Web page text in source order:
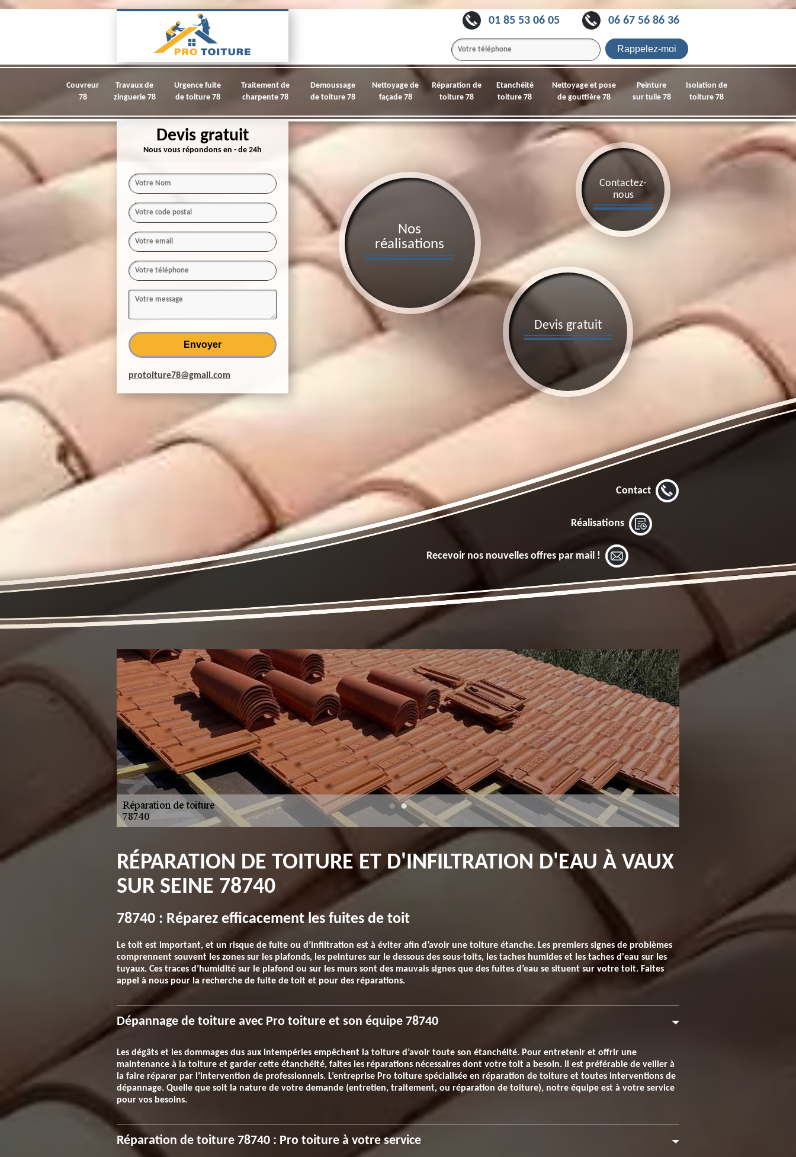
01 85 53 06 05 06 67 56 86 36
Couvreur
78
Travaux de
zinguerie 78
Urgence fuite
de toiture 78
Traitement de
charpente 78
Demoussage
de toiture 78
Nettoyage de
façade 78
Réparation de
toiture 78
Etanchéité
toiture 78
Nettoyage et pose
de gouttière 78
Peinture
sur tuile 78
Isolation de
toiture 78
Devis gratuit
Nous vous répondons en - de 24h
protoiture78@gmail.com
Devis gratuit
Contactez-
nous
Nos
réalisations
Contact
Réalisations
Recevoir nos nouvelles offres par mail !
RÉPARATION DE TOITURE ET D'INFILTRATION D'EAU À VAUX
SUR SEINE 78740
78740 : Réparez efficacement les fuites de toit
Le toit est important, et un risque de fuite ou d’infiltration est à éviter afin d’avoir une toiture étanche. Les premiers signes de problèmes
comprennent souvent les zones sur les plafonds, les peintures sur le dessous des sous-toits, les taches humides et les taches d'eau sur les
tuyaux. Ces traces d’humidité sur le plafond ou sur les murs sont des mauvais signes que des fuites d’eau se situent sur votre toit. Faites
appel à nous pour la recherche de fuite de toit et pour des réparations.
Dépannage de toiture avec Pro toiture et son équipe 78740
Les dégâts et les dommages dus aux intempéries empêchent la toiture d’avoir toute son étanchéité. Pour entretenir et offrir une
maintenance à la toiture et garder cette étanchéité, faites les réparations nécessaires dont votre toit a besoin. Il est préférable de veiller à
la faire réparer par l’intervention de professionnels. L’entreprise Pro toiture spécialisée en réparation de toiture et toutes interventions de
dépannage. Quelle que soit la nature de votre demande (entretien, traitement, ou réparation de toiture), notre équipe est à votre service
pour vos besoins.
Réparation de toiture 78740 : Pro toiture à votre service